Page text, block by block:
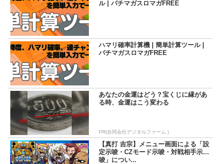
ル | パチマガスロマガFREE
ハマリ確率計算機 | 簡単計算ツール |
パチマガスロマガFREE
あなたの金運はどう？宝くじに縁があ
る時、金運はこう変わる
PR(合同会社デジタルファーム )
【真打 吉宗】メニュー画面による「設
定示唆・CZモード示唆・対戦相手示
唆」につい...